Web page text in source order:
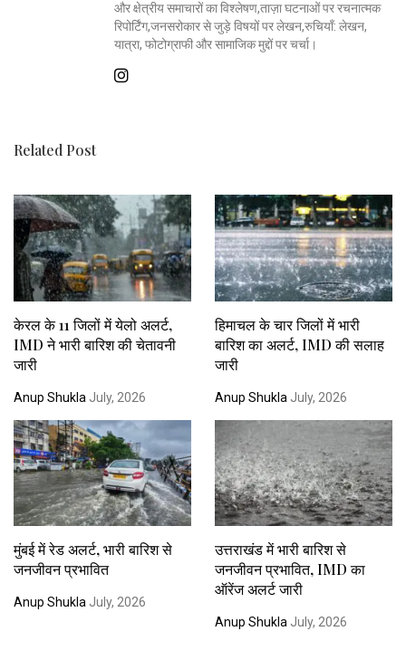
और क्षेत्रीय समाचारों का विश्लेषण,ताज़ा घटनाओं पर रचनात्मक
रिपोर्टिंग,जनसरोकार से जुड़े विषयों पर लेखन,रुचियाँ: लेखन,
यात्रा, फोटोग्राफी और सामाजिक मुद्दों पर चर्चा।
Related Post
केरल के 11 जिलों में येलो अलर्ट,
IMD ने भारी बारिश की चेतावनी
जारी
Anup Shukla July, 2026
हिमाचल के चार जिलों में भारी
बारिश का अलर्ट, IMD की सलाह
जारी
Anup Shukla July, 2026
मुंबई में रेड अलर्ट, भारी बारिश से
जनजीवन प्रभावित
Anup Shukla July, 2026
उत्तराखंड में भारी बारिश से
जनजीवन प्रभावित, IMD का
ऑरेंज अलर्ट जारी
Anup ShuklaJuly, 2026